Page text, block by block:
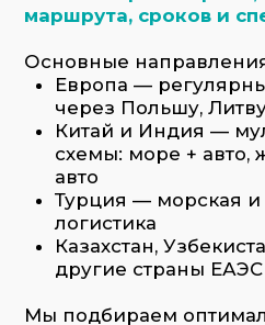
Заказать услугу